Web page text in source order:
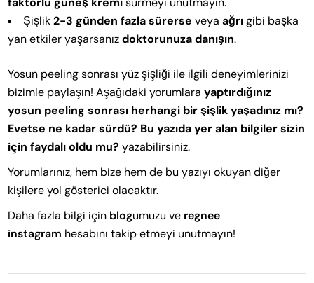
Şişlik2-3 günden fazla sürerse veyaağrıgibi başka
yan etkiler yaşarsanızdoktorunuza danışın.
Yosun peeling sonrası yüz şişliği ile ilgili deneyimlerinizi
bizimle paylaşın! Aşağıdaki yorumlarayaptırdığınız
yosun peeling sonrası herhangi bir şişlik yaşadınız mı?
Evetse ne kadar sürdü? Bu yazıda yer alan bilgiler sizin
için faydalı oldu mu? yazabilirsiniz.
Yorumlarınız, hem bize hem de bu yazıyı okuyan diğer
kişilere yol gösterici olacaktır.
Daha fazla bilgi için blogumuzu ve regnee
instagram hesabını takip etmeyi unutmayın!